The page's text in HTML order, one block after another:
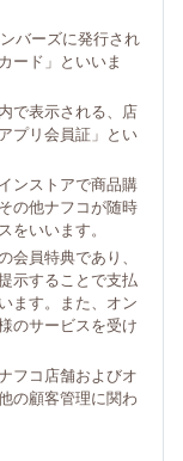
バーズに発行され
ード」といいま
で表示される、店
プリ会員証」とい
ンストアで商品購
の他ナフコが随時
をいいます。
会員特典であり、
示することで支払
ます。また、オン
のサービスを受け
フコ店舗およびオ
の顧客管理に関わ